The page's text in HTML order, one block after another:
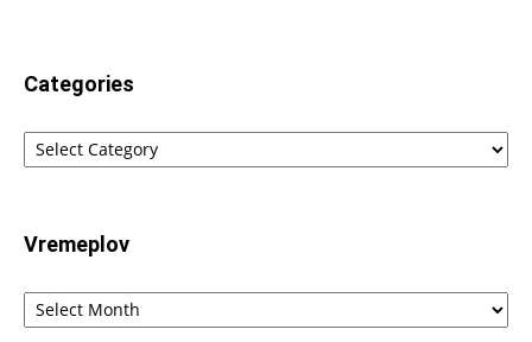
Categories
Categories
Vremeplov
Vremeplov